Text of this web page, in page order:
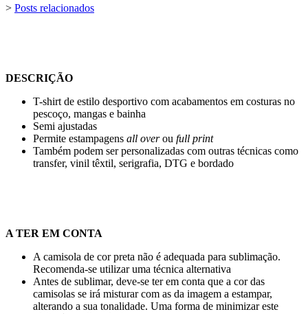
> Posts relacionados
DESCRIÇÃO
T-shirt de estilo desportivo com acabamentos em costuras no
pescoço, mangas e bainha
Semi ajustadas
Permite estampagens all overou full print
Também podem ser personalizadas com outras técnicas como
transfer, vinil têxtil, serigrafia, DTG e bordado
A TER EM CONTA
A camisola de cor preta não é adequada para sublimação.
Recomenda-se utilizar uma técnica alternativa
Antes de sublimar, deve-se ter em conta que a cor das
camisolas se irá misturar com as da imagem a estampar,
alterando a sua tonalidade. Uma forma de minimizar este